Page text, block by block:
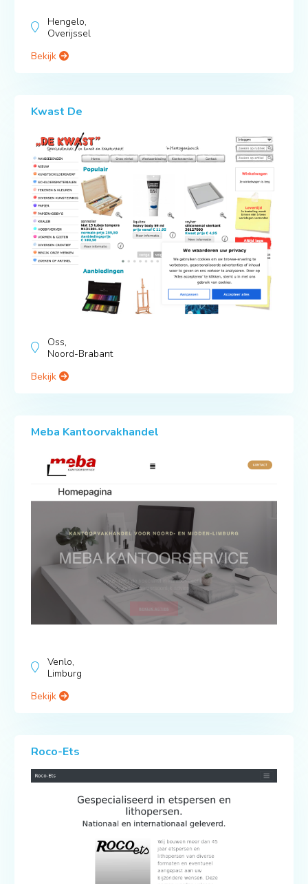
Hengelo,
Overijssel
Bekijk
Kwast De
Oss,
Noord-Brabant
Bekijk
Meba Kantoorvakhandel
Venlo,
Limburg
Bekijk
Roco-Ets